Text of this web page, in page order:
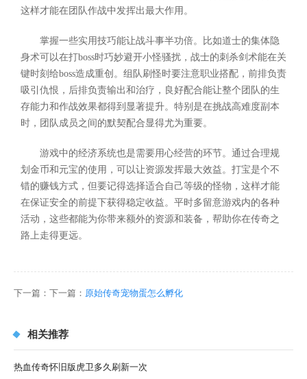
这样才能在团队作战中发挥出最大作用。
掌握一些实用技巧能让战斗事半功倍。比如道士的集体隐
身术可以在打boss时巧妙避开小怪骚扰，战士的刺杀剑术能在关
键时刻给boss造成重创。组队刷怪时要注意职业搭配，前排负责
吸引仇恨，后排负责输出和治疗，良好配合能让整个团队的生
存能力和作战效果都得到显著提升。特别是在挑战高难度副本
时，团队成员之间的默契配合显得尤为重要。
游戏中的经济系统也是需要用心经营的环节。通过合理规
划金币和元宝的使用，可以让资源发挥最大效益。打宝是个不
错的赚钱方式，但要记得选择适合自己等级的怪物，这样才能
在保证安全的前提下获得稳定收益。平时多留意游戏内的各种
活动，这些都能为你带来额外的资源和装备，帮助你在传奇之
路上走得更远。
下一篇：下一篇： 原始传奇宠物蛋怎么孵化
相关推荐
热血传奇怀旧版虎卫多久刷新一次